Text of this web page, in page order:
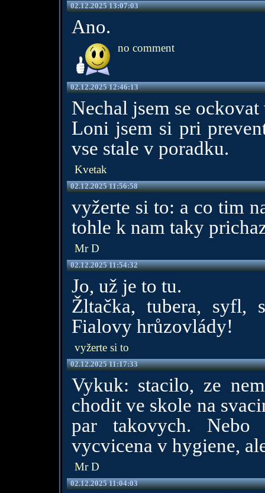
02.12.2025 13:07:03
Ano.
no comment
02.12.2025 12:46:13
Nechal jsem se
Loni jsem si pri
vse stale v poradku.
Kvetak
02.12.2025 11:56:58
vyžerte si to: a co tim
tohle k nam taky
Mr D
02.12.2025 11:54:32
Jo, už je to tu.
Žltačka, tubera, syfl,
Fialovy hrůzovlády!
vyžerte si to
02.12.2025 11:17:33
Vykuk: stacilo, ze
chodit ve skole na
par takovych. Nebo
vycvicena v hygiene,
Mr D
02.12.2025 11:04:03